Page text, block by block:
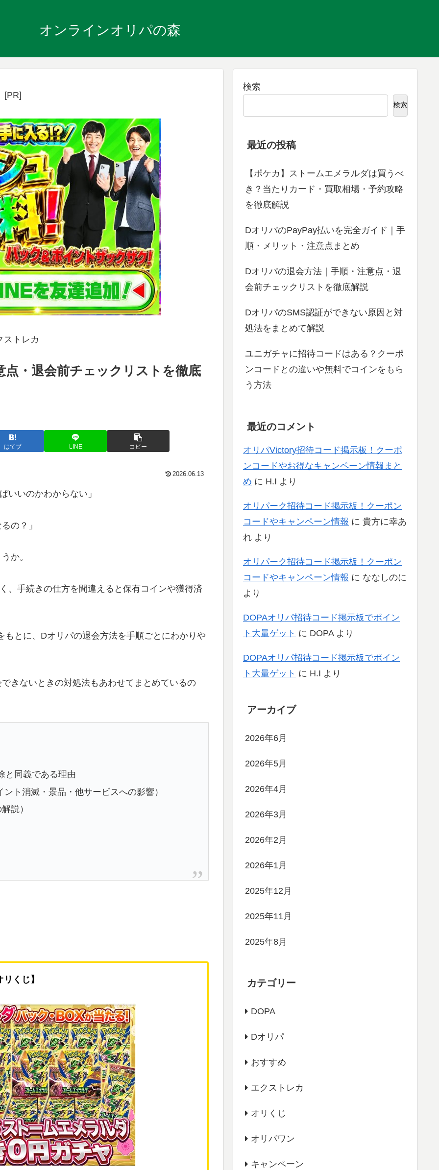
オンラインオリパの森
[PR]
ストレカ
・退会前チェックリストを徹底
はてブ LINE コピー
2026.06.13
いいのかわからない」
の？」
か。
、手続きの仕方を間違えると保有コインや獲得済
とに、Dオリパの退会方法を手順ごとにわかりや
きないときの対処法もあわせてまとめているの
と同義である理由
ト消滅・景品・他サービスへの影響）
説）
リくじ】
検索
検索
最近の投稿
【ポケカ】ストームエメラルダは買うべ
き？当たりカード・買取相場・予約攻略
を徹底解説
DオリパのPayPay払いを完全ガイド｜手
順・メリット・注意点まとめ
Dオリパの退会方法｜手順・注意点・退
会前チェックリストを徹底解説
DオリパのSMS認証ができない原因と対
処法をまとめて解説
ユニガチャに招待コードはある？クーポ
ンコードとの違いや無料でコインをもら
う方法
最近のコメント
オリパVictory招待コード掲示板！クーポ
ンコードやお得なキャンペーン情報まと
め に H.I より
オリパーク招待コード掲示板！クーポン
コードやキャンペーン情報 に 貴方に幸あ
れ より
オリパーク招待コード掲示板！クーポン
コードやキャンペーン情報 に ななしのに
より
DOPAオリパ招待コード掲示板でポイン
ト大量ゲット に DOPAより
DOPAオリパ招待コード掲示板でポイン
ト大量ゲット に H.I より
アーカイブ
2026年6月
2026年5月
2026年4月
2026年3月
2026年2月
2026年1月
2025年12月
2025年11月
2025年8月
カテゴリー
DOPA
Dオリパ
おすすめ
エクストレカ
オリくじ
オリパワン
キャンペーン